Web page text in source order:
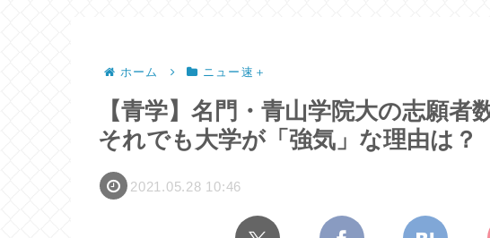
ホーム ニュー速＋
【青学】名門・青山学院大の志願
それでも大学が「強気」な理由は？
2021.05.28 10:46